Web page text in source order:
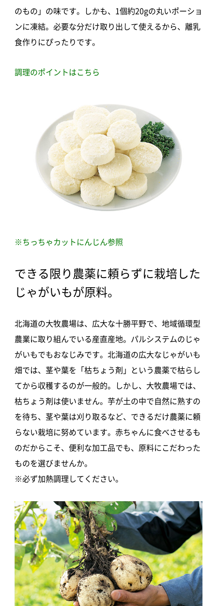
のもの」の味です。しかも、1個約20gの丸いポーショ
ンに凍結。必要な分だけ取り出して使えるから、離乳
食作りにぴったりです。
調理のポイントはこちら
※ちっちゃカットにんじん参照
できる限り農薬に頼らずに栽培した
じゃがいもが原料。
北海道の大牧農場は、広大な十勝平野で、地域循環型
農業に取り組んでいる産直産地。パルシステムのじゃ
がいもでもおなじみです。北海道の広大なじゃがいも
畑では、茎や葉を「枯ちょう剤」という農薬で枯らし
てから収穫するのが一般的。しかし、大牧農場では、
枯ちょう剤は使いません。芋が土の中で自然に熟すの
を待ち、茎や葉は刈り取るなど、できるだけ農薬に頼
らない栽培に努めています。赤ちゃんに食べさせるも
のだからこそ、便利な加工品でも、原料にこだわった
ものを選びませんか。
※必ず加熱調理してください。